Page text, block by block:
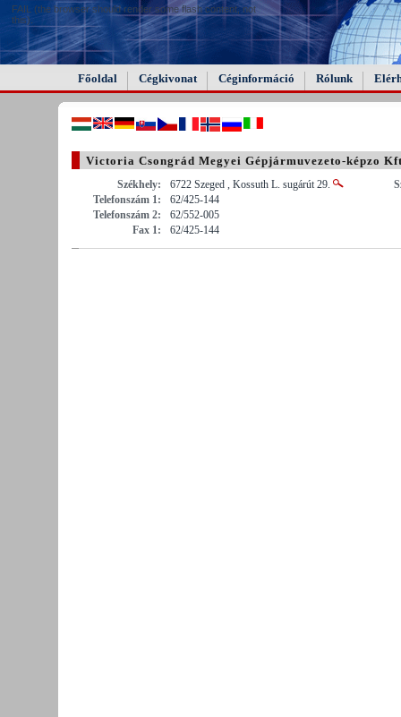
FAIL (the browser should render some flash content, not
this).
Főoldal Cégkivonat Céginformáció Rólunk
Victoria Csongrád Megyei Gépjármuvezeto-képzo
Székhely:
6722 Szeged , Kossuth L. sugárút 29.
Telefonszám 1:
62/425-144
Telefonszám 2:
62/552-005
Fax 1:
62/425-144